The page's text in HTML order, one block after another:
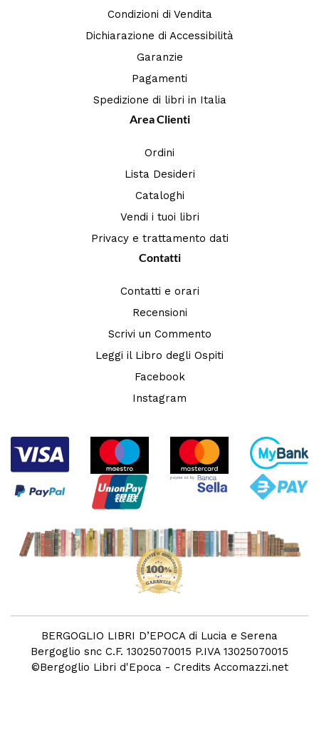
Condizioni di Vendita
Dichiarazione di Accessibilità
Garanzie
Pagamenti
Spedizione di libri in Italia
Area Clienti
Ordini
Lista Desideri
Cataloghi
Vendi i tuoi libri
Privacy e trattamento dati
Contatti
Contatti e orari
Recensioni
Scrivi un Commento
Leggi il Libro degli Ospiti
Facebook
Instagram
BERGOGLIO LIBRI D’EPOCA di Lucia e Serena
Bergoglio snc C.F. 13025070015 P.IVA 13025070015
©Bergoglio Libri d'Epoca - Credits Accomazzi.net